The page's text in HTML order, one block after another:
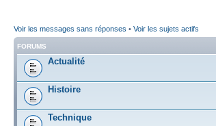
Voir les messages sans réponses • Voir les sujets actifs
FORUMS
Actualité
Histoire
Technique